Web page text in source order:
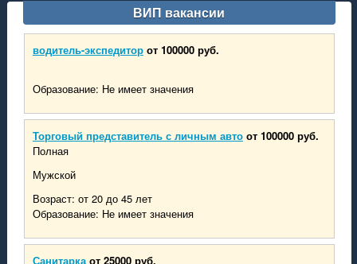
ВИП вакансии
водитель-экспедитор от 100000 руб.
Образование: Не имеет значения
Торговый представитель с личным авто от 100000 руб.
Полная
Мужской
Возраст: от 20 до 45 лет
Образование: Не имеет значения
Санитарка от 25000 руб.